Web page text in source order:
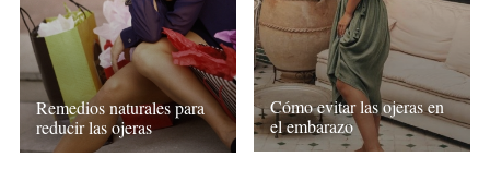
Remedios naturales para
reducir las ojeras
Cómo evitar las ojeras en
el embarazo